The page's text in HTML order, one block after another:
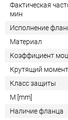
Фактическая
мин
Исполнение
Материал
Коэффициент
Крутящий
Класс защиты
M [mm]
Наличие фланца